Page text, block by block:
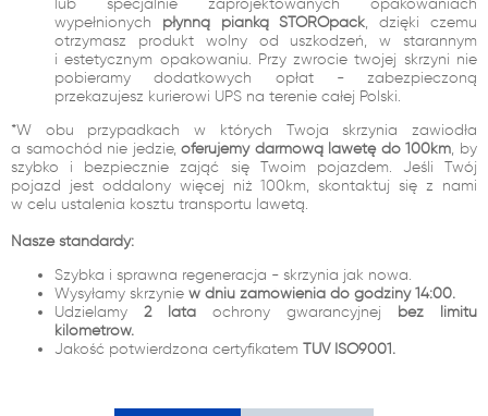
lub specjalnie zaprojektowanych opakowaniach
wypełnionych płynną pianką STOROpack, dzięki czemu
otrzymasz produkt wolny od uszkodzeń, w starannym
i estetycznym opakowaniu. Przy zwrocie twojej skrzyni nie
pobieramy dodatkowych opłat - zabezpieczoną
przekazujesz kurierowi UPS na terenie całej Polski.
*W obu przypadkach w których Twoja skrzynia zawiodła
a samochód nie jedzie,oferujemy darmową lawetę do 100km, by
szybko i bezpiecznie zająć się Twoim pojazdem. Jeśli Twój
pojazd jest oddalony więcej niż 100km, skontaktuj się z nami
w celu ustalenia kosztu transportu lawetą.
Nasze standardy:
Szybka i sprawna regeneracja - skrzynia jak nowa.
Wysyłamy skrzynie w dniu zamówienia do godziny 14:00.
Udzielamy 2 lata ochrony gwarancyjnej bez limitu
kilometrów.
Jakość potwierdzona certyfikatem TUV ISO9001.